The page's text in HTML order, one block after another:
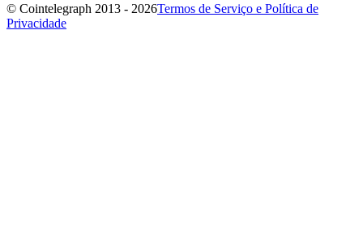
© Cointelegraph 2013 - 2026Termos de Serviço e Política de
Privacidade